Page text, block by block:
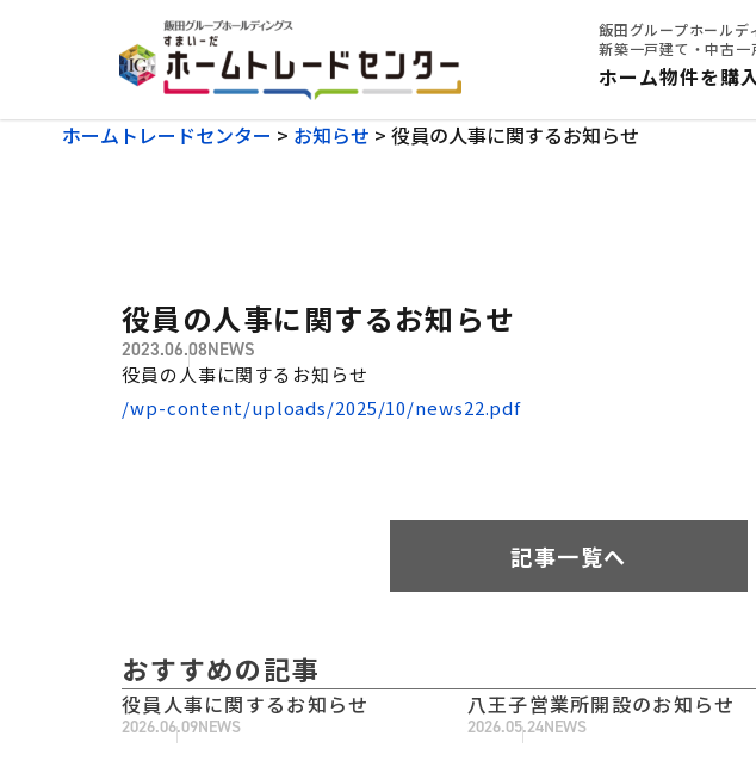
飯田グループホールデ
新築一戸建て・中古一
ホーム物件を購
ホームトレードセンター > お知らせ > 役員の人事に関するお知らせ
役員の人事に関するお知らせ
2023.06.08NEWS
役員の人事に関するお知らせ
/wp-content/uploads/2025/10/news22.pdf
記事一覧へ
おすすめの記事
役員人事に関するお知らせ
2026.06.09NEWS
八王子営業所開設のお知らせ
2026.05.24NEWS